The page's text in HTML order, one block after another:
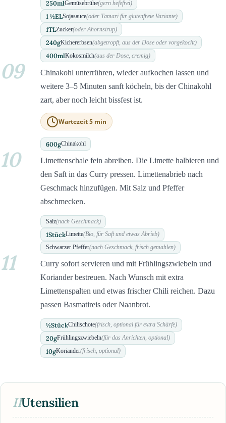
250mlGemüsebrühe(gern hefefrei)
1 ½ELSojasauce(oder Tamari für glutenfreie Variante)
1TLZucker(oder Ahornsirup)
240gKichererbsen(abgetropft, aus der Dose oder vorgekocht)
400mlKokosmilch(aus der Dose, cremig)
09
Chinakohl unterrühren, wieder aufkochen lassen und
weitere 3–5 Minuten sanft köcheln, bis der Chinakohl
zart, aber noch leicht bissfest ist.
Wartezeit 5 min
600gChinakohl
10
Limettenschale fein abreiben. Die Limette halbieren und
den Saft in das Curry pressen. Limettenabrieb nach
Geschmack hinzufügen. Mit Salz und Pfeffer
abschmecken.
Salz(nach Geschmack)
1StückLimette(Bio, für Saft und etwas Abrieb)
Schwarzer Pfeffer(nach Geschmack, frisch gemahlen)
11
Curry sofort servieren und mit Frühlingszwiebeln und
Koriander bestreuen. Nach Wunsch mit extra
Limettenspalten und etwas frischer Chili reichen. Dazu
passen Basmatireis oder Naanbrot.
½StückChilischote(frisch, optional für extra Schärfe)
20gFrühlingszwiebeln(für das Anrichten, optional)
10gKoriander(frisch, optional)
IIUtensilien